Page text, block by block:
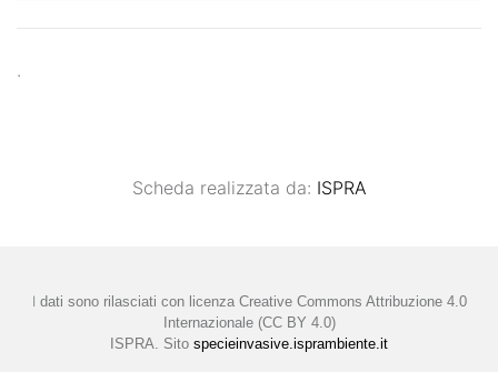
.
Scheda realizzata da: ISPRA
I dati sono rilasciati con licenza Creative Commons Attribuzione 4.0
Internazionale (CC BY 4.0)
ISPRA. Sito specieinvasive.isprambiente.it